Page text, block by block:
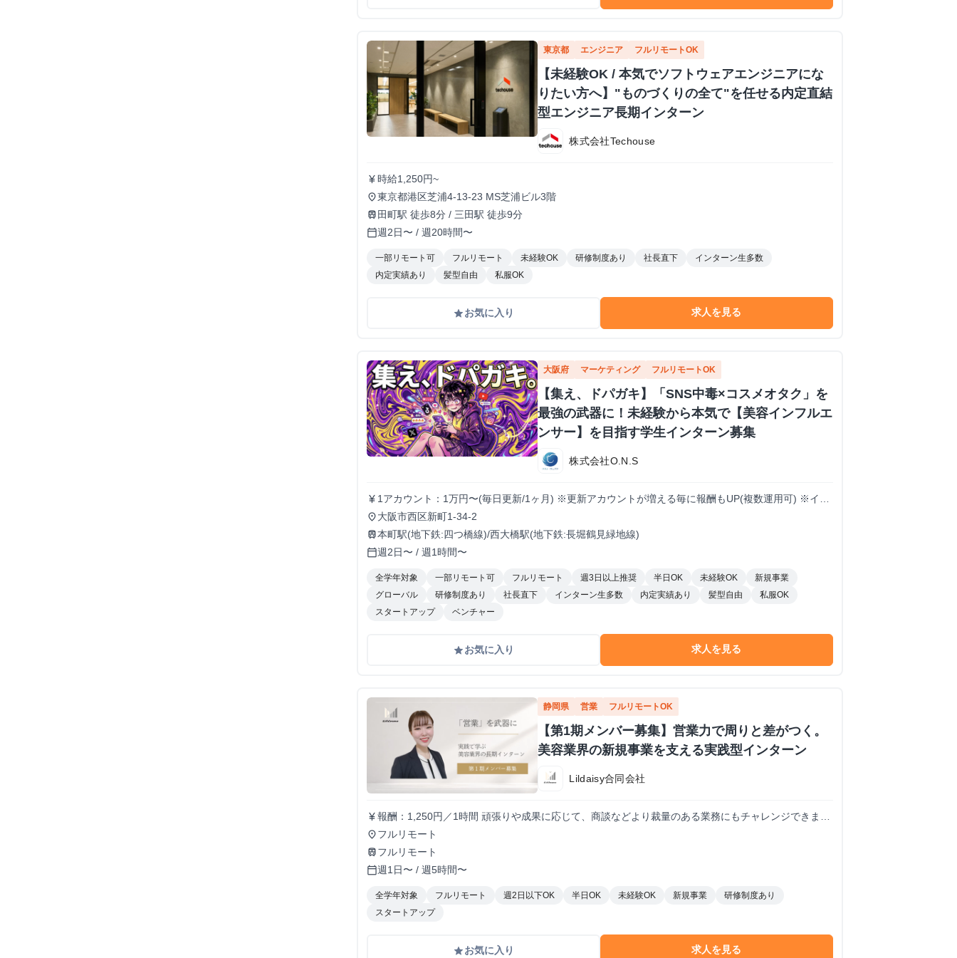
東京都 エンジニア フルリモートOK
【未経験OK / 本気でソフトウェアエンジニアにな
りたい方へ】"ものづくりの全て"を任せる内定直結
型エンジニア長期インターン
株式会社Techouse
currency_yen時給1,250円~
place東京都港区芝浦4-13-23 MS芝浦ビル3階
train 田町駅 徒歩8分 / 三田駅 徒歩9分
calendar_today週2日〜 / 週20時間〜
一部リモート可 フルリモート 未経験OK 研修制度あり 社長直下
インターン生多数
内定実績あり
髪型自由 私服OK
gradeお気に入り 求人を見る
大阪府 マーケティング フルリモートOK
【集え、ドパガキ】「SNS中毒×コスメオタク」を
最強の武器に！未経験から本気で【美容インフルエ
ンサー】を目指す学生インターン募集
株式会社O.N.S
currency_yen 1アカウント：1万円〜(毎日更新/1ヶ月) ※更新アカウントが増える毎に報酬もUP(複数運用可) ※イン
センティブ有り
place 大阪市西区新町1-34-2
train本町駅(地下鉄:四つ橋線)/西大橋駅(地下鉄:長堀鶴見緑地線)
calendar_today週2日〜 / 週1時間〜
全学年対象 一部リモート可 フルリモート 週3日以上推奨 半日OK 未経験OK
新規事業
グローバル
研修制度あり 社長直下 インターン生多数 内定実績あり 髪型自由
私服OK
スタートアップ
ベンチャー
gradeお気に入り 求人を見る
静岡県 営業 フルリモートOK
【第1期メンバー募集】営業力で周りと差がつく。
美容業界の新規事業を支える実践型インターン
Lildaisy合同会社
currency_yen報酬：1,250円／1時間 頑張りや成果に応じて、商談などより裁量のある業務にもチャレンジできま
す。 しっかりとした評価体制を設け、時給アップも随時検討していきます！
place フルリモート
train フルリモート
calendar_today週1日〜 / 週5時間〜
全学年対象 フルリモート 週2日以下OK 半日OK 未経験OK 新規事業
研修制度あり
スタートアップ
gradeお気に入り 求人を見る